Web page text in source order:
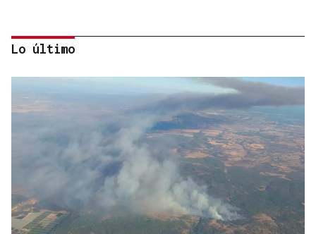
SUSTITUTO DEL OURENSANO
Vázquez Alvite, nuevo presidente del Comité
Técnico en Galicia
Lo último